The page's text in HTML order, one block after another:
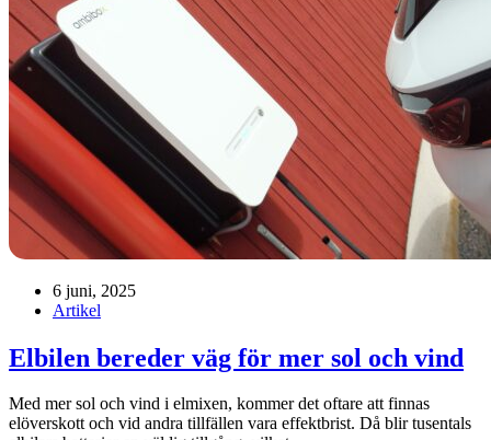
6 juni, 2025
Artikel
Elbilen bereder väg för mer sol och vind
Med mer sol och vind i elmixen, kommer det oftare att finnas
elöverskott och vid andra tillfällen vara effektbrist. Då blir tusentals